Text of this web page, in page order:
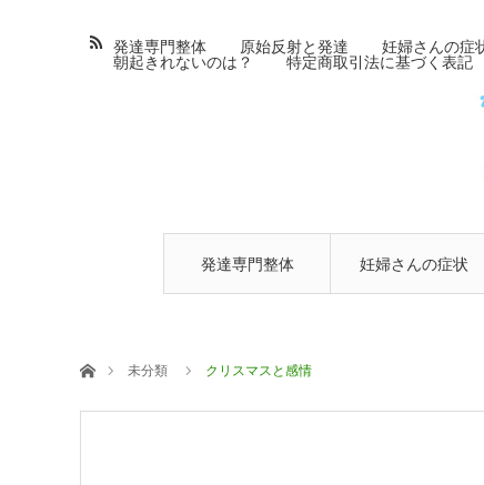
発達専門整体 妊婦さんの症状
発達専門整体 原始反射と発達 妊婦さんの症
朝起きれないのは？
特定商取引法に基づく表記
ホーム未分類 クリスマスと感情